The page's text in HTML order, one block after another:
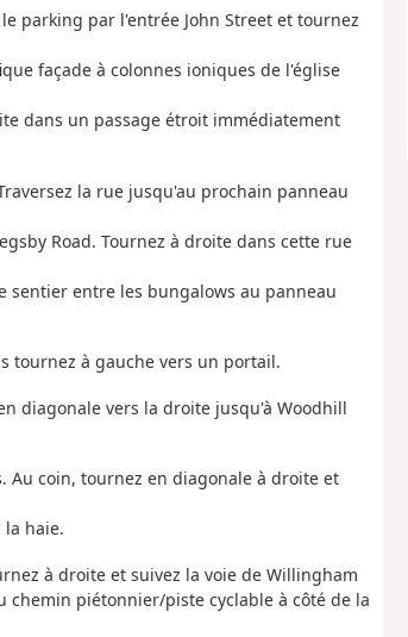
parking par l'entrée John Street et tournez
façade à colonnes ioniques de l'église
dans un passage étroit immédiatement
la rue jusqu'au prochain panneau
Road. Tournez à droite dans cette rue
sentier entre les bungalows au panneau
tournez à gauche vers un portail.
diagonale vers la droite jusqu'à Woodhill
Au coin, tournez en diagonale à droite et
haie.
à droite et suivez la voie de Willingham
piétonnier/piste cyclable à côté de la